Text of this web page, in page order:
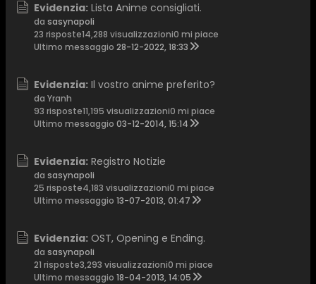
Evidenzia: Lista Anime consigliati.
da sasynapoli
23 risposte14,288 visualizzazioni0 mi piace
Ultimo messaggio 28-12-2022, 18:33
Evidenzia: Il vostro anime preferito?
da Yranh
93 risposte11,195 visualizzazioni0 mi piace
Ultimo messaggio 03-12-2014, 15:14
Evidenzia: Registro Notizie
da sasynapoli
25 risposte4,183 visualizzazioni0 mi piace
Ultimo messaggio 13-07-2013, 01:47
Evidenzia: OST, Opening e Ending.
da sasynapoli
21 risposte3,293 visualizzazioni0 mi piace
Ultimo messaggio 18-04-2013, 14:05